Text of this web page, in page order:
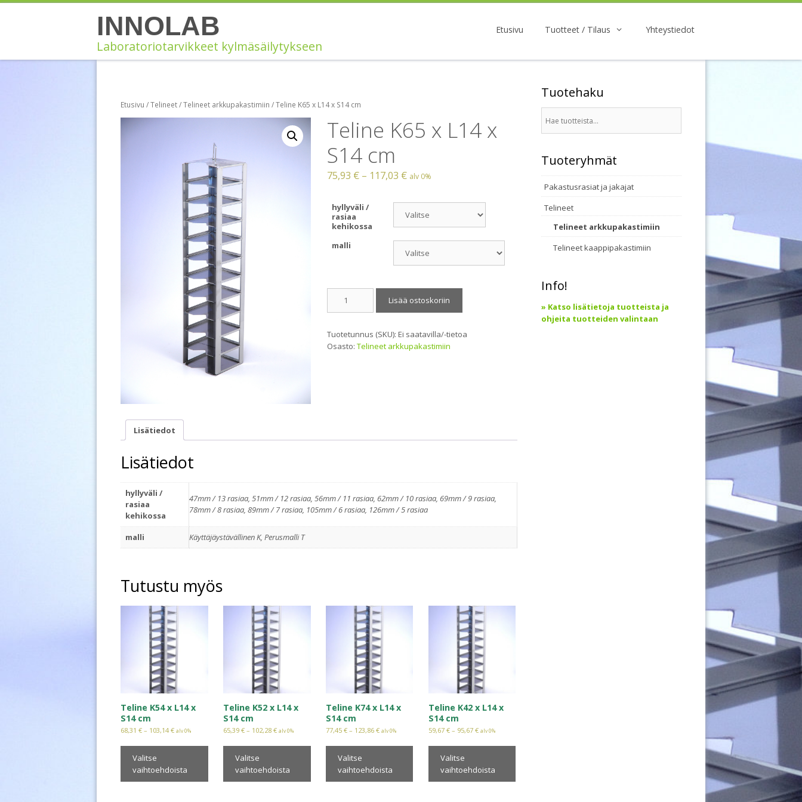
Siirry
INNOLAB
Laboratoriotarvikkeet kylmäsäilytykseen
Etusivu Tuotteet / Tilaus Yhteystiedot
Etusivu /Telineet/Telineet arkkupakastimiin / Teline K65 x L14 x S14 cm
Teline K65 x L14 x
S14 cm
75,93 €– 117,03 € alv 0%
hyllyväli /
rasiaa
kehikossa
malli
L14
x
Lisää ostoskoriin
Tuotetunnus (SKU): Ei saatavilla/-tietoa
Osasto: Telineet arkkupakastimiin
Lisätiedot
Lisätiedot
hyllyväli /
rasiaa
kehikossa
47mm / 13 rasiaa, 51mm / 12 rasiaa, 56mm / 11 rasiaa, 62mm / 10 rasiaa, 69mm / 9 rasiaa,
78mm / 8 rasiaa, 89mm / 7 rasiaa, 105mm / 6 rasiaa, 126mm / 5 rasiaa
malli Käyttäjäystävällinen K, Perusmalli T
Tutustu myös
Teline K54 x L14 x
S14 cm
68,31 € – 103,14 € alv 0%
Valitse
vaihtoehdoista
Teline K52 x L14 x
S14 cm
65,39 €– 102,28 € alv 0%
Valitse
vaihtoehdoista
Teline K74 x L14 x
S14 cm
77,45 €– 123,86 € alv 0%
Valitse
vaihtoehdoista
Teline K42 x L14 x
S14 cm
59,67 €– 95,67 € alv 0%
Valitse
vaihtoehdoista
Tuotehaku
Tuoteryhmät
Pakastusrasiat ja jakajat
Telineet
Telineet arkkupakastimiin
Telineet kaappipakastimiin
Info!
» Katso lisätietoja tuotteista ja
ohjeita tuotteiden valintaan